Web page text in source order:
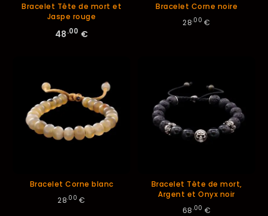
Bracelet Tête de mort et
Jaspe rouge
48.00 €
Bracelet Corne noire
28.00 €
Bracelet Corne blanc
28.00 €
Bracelet Tête de mort,
Argent et Onyx noir
68.00 €